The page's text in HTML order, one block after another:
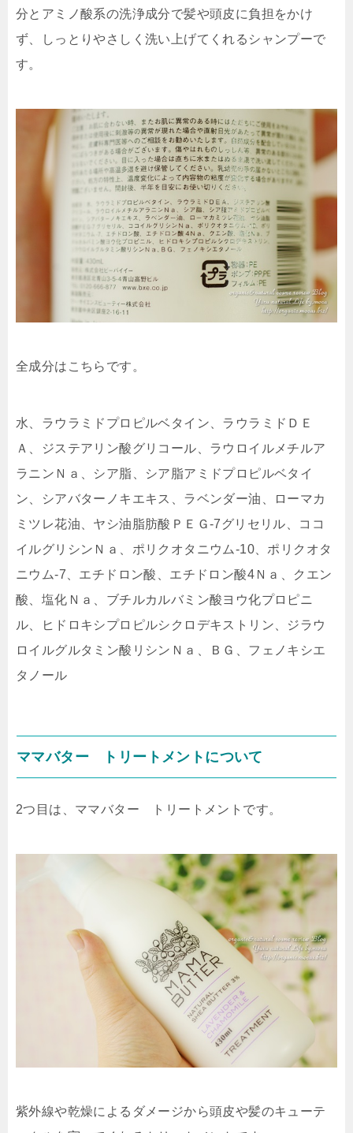
分とアミノ酸系の洗浄成分で髪や頭皮に負担をかけ
ず、しっとりやさしく洗い上げてくれるシャンプーで
す。
全成分はこちらです。
水、ラウラミドプロピルベタイン、ラウラミドＤＥ
Ａ、ジステアリン酸グリコール、ラウロイルメチルア
ラニンＮａ、シア脂、シア脂アミドプロピルベタイ
ン、シアバターノキエキス、ラベンダー油、ローマカ
ミツレ花油、ヤシ油脂肪酸ＰＥＧ-7グリセリル、ココ
イルグリシンＮａ、ポリクオタニウム-10、ポリクオタ
ニウム-7、エチドロン酸、エチドロン酸4Ｎａ、クエン
酸、塩化Ｎａ、ブチルカルバミン酸ヨウ化プロピニ
ル、ヒドロキシプロピルシクロデキストリン、ジラウ
ロイルグルタミン酸リシンＮａ、ＢＧ、フェノキシエ
タノール
ママバター トリートメントについて
2つ目は、ママバター トリートメントです。
紫外線や乾燥によるダメージから頭皮や髪のキューテ